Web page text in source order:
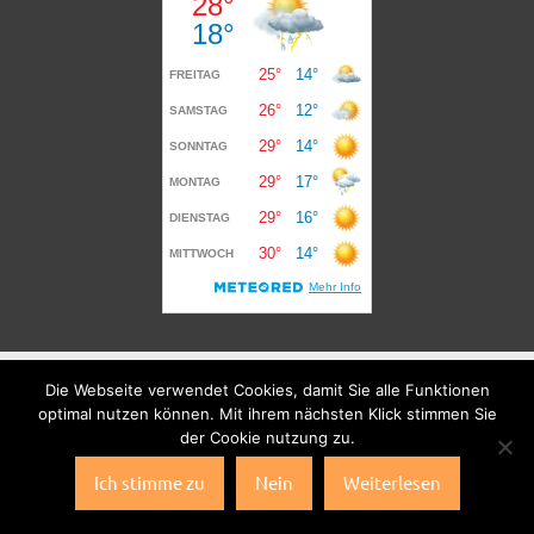
Die Webseite verwendet Cookies, damit Sie alle Funktionen
optimal nutzen können. Mit ihrem nächsten Klick stimmen Sie
der Cookie nutzung zu.
Ich stimme zu Nein Weiterlesen